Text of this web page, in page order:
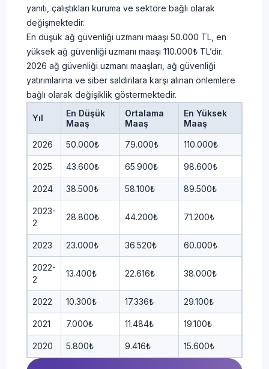
yanıtı, çalıştıkları kuruma ve sektöre bağlı olarak
değişmektedir.
En düşük ağ güvenliği uzmanı maaşı 50.000 TL, en
yüksek ağ güvenliği uzmanı maaşı 110.000₺ TL’dir.
2026 ağ güvenliği uzmanı maaşları, ağ güvenliği
yatırımlarına ve siber saldırılara karşı alınan önlemlere
bağlı olarak değişiklik göstermektedir.
Yıl
En Düşük
Maaş
Ortalama
Maaş
En Yüksek
Maaş
2026 50.000₺ 79.000₺ 110.000₺
2025 43.600₺ 65.900₺ 98.600₺
2024 38.500₺ 58.100₺ 89.500₺
2023-
2
28.800₺ 44.200₺ 71.200₺
2023 23.000₺ 36.520₺ 60.000₺
2022-
2
13.400₺ 22.616₺ 38.000₺
2022 10.300₺ 17.336₺ 29.100₺
2021 7.000₺ 11.484₺ 19.100₺
2020 5.800₺ 9.416₺ 15.600₺